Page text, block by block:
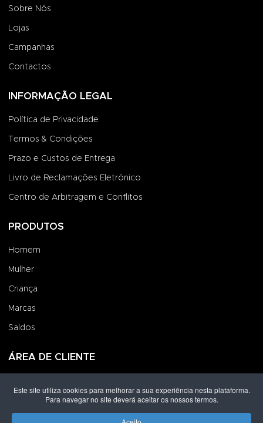
Sobre Nós
Lojas
Campanhas
Contactos
INFORMAÇÃO LEGAL
Política de Privacidade
Termos & Condições
Prazo e Custos de Entrega
Livro de Reclamações Eletrónico
Centro de Arbitragem e Conflitos
PRODUTOS
Homem
Mulher
Criança
Marcas
Saldos
ÁREA DE CLIENTE
Criar uma Conta
Este site utiliza cookies para melhorar a sua experiência nesta plataforma.
Para navegar no site deverá aceitar os nossos termos.